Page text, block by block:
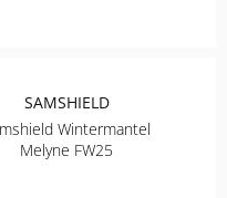
SAMSHIELD
Wintermantel
Melyne FW25